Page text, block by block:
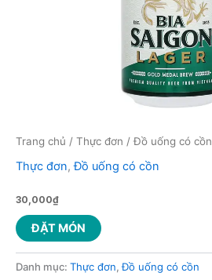
Trang chủ / Thực đơn / Đồ uống có cồn
Thực đơn,Đồ uống có cồn
30,000₫
ĐẶT MÓN
Danh mục: Thực đơn,Đồ uống có cồn